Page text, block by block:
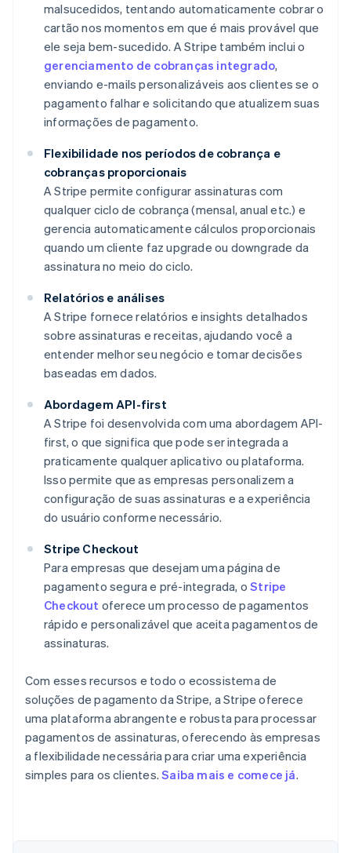
malsucedidos, tentando automaticamente cobrar o
cartão nos momentos em que é mais provável que
ele seja bem-sucedido. A Stripe também inclui o
gerenciamento de cobranças integrado,
enviando e-mails personalizáveis aos clientes se o
pagamento falhar e solicitando que atualizem suas
informações de pagamento.
Flexibilidade nos períodos de cobrança e
cobranças proporcionais
A Stripe permite configurar assinaturas com
qualquer ciclo de cobrança (mensal, anual etc.) e
gerencia automaticamente cálculos proporcionais
quando um cliente faz upgrade ou downgrade da
assinatura no meio do ciclo.
Relatórios e análises
A Stripe fornece relatórios e insights detalhados
sobre assinaturas e receitas, ajudando você a
entender melhor seu negócio e tomar decisões
baseadas em dados.
Abordagem API-first
A Stripe foi desenvolvida com uma abordagem API-
first, o que significa que pode ser integrada a
praticamente qualquer aplicativo ou plataforma.
Isso permite que as empresas personalizem a
configuração de suas assinaturas e a experiência
do usuário conforme necessário.
Stripe Checkout
Para empresas que desejam uma página de
pagamento segura e pré-integrada, oStripe
Checkout oferece um processo de pagamentos
rápido e personalizável que aceita pagamentos de
assinaturas.
Com esses recursos e todo o ecossistema de
soluções de pagamento da Stripe, a Stripe oferece
uma plataforma abrangente e robusta para processar
pagamentos de assinaturas, oferecendo às empresas
a flexibilidade necessária para criar uma experiência
simples para os clientes.Saiba mais e comece já.